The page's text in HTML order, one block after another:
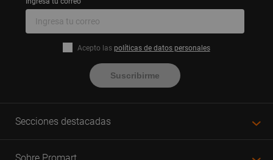
Acepto las políticas de datos personales
Suscribirme
Secciones destacadas